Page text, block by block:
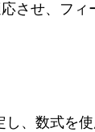
させ、フ
、数式を